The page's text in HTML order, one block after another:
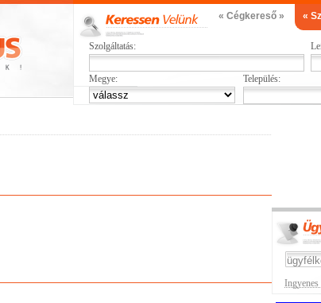
« Cégkereső » «
Szolgáltatás:
Megye: Település:
Ingyenes